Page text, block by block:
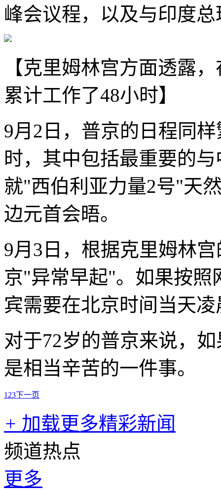
峰会议程，以及与印度
【克里姆林宫方面透露
累计工作了48小时】
9月2日，普京的日程同
时，其中包括最重要的
就"西伯利亚力量2号"天
边元首会晤。
9月3日，根据克里姆林
京"异常早起"。如果按照
宾需要在北京时间当天
对于72岁的普京来说，
是相当辛苦的一件事。
1 23下一页
+ 加载更多精彩新闻
频道热点
更多